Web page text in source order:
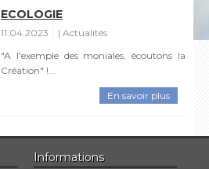
ECOLOGIE
11.04.2023
Actualités
"A l'exemple des moniales, écoutons la
Création" !...
En savoir plus
Informations